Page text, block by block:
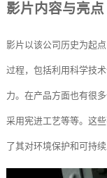
影片内容与亮点
影片以该公司历史为起
过程，包括利用科学技
力。在产品方面也有很
采用宪进工艺等等。这
了其对环境保护和可持续